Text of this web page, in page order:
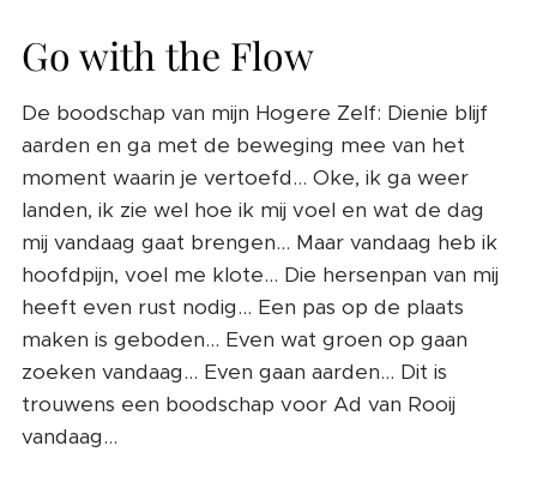
Go with the Flow ❤️
De boodschap van mijn Hogere Zelf: Dienie blijf
aarden en ga met de beweging mee van het
moment waarin je vertoefd... Oke, ik ga weer
landen, ik zie wel hoe ik mij voel en wat de dag
mij vandaag gaat brengen... Maar vandaag heb ik
hoofdpijn, voel me klote... Die hersenpan van mij
heeft even rust nodig... Een pas op de plaats
maken is geboden... Even wat groen op gaan
zoeken vandaag... Even gaan aarden... Dit is
trouwens een boodschap voor Ad van Rooij
vandaag...